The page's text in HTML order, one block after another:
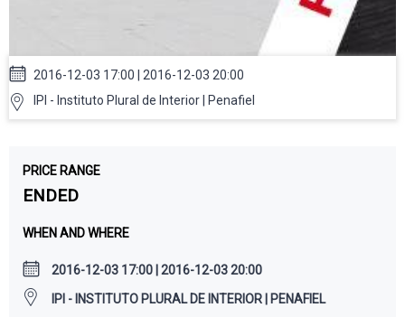
2016-12-03 17:00 | 2016-12-03 20:00
IPI - Instituto Plural de Interior | Penafiel
PRICE RANGE
ENDED
WHEN AND WHERE
2016-12-03 17:00 | 2016-12-03 20:00
IPI - INSTITUTO PLURAL DE INTERIOR | PENAFIEL